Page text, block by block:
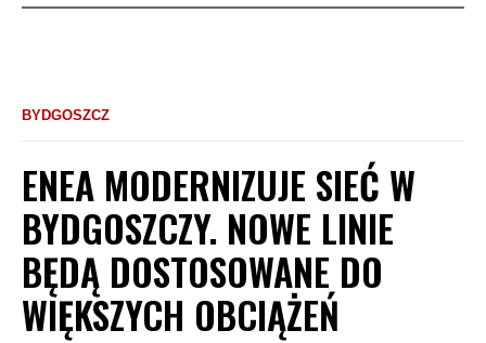
BYDGOSZCZ
ENEA MODERNIZUJE SIEĆ W
BYDGOSZCZY. NOWE LINIE
BĘDĄ DOSTOSOWANE DO
WIĘKSZYCH OBCIĄŻEŃ